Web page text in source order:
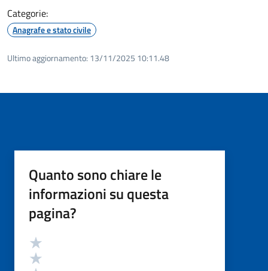
Categorie:
Anagrafe e stato civile
Ultimo aggiornamento: 13/11/2025 10:11.48
Quanto sono chiare le
informazioni su questa
pagina?
Valutazione